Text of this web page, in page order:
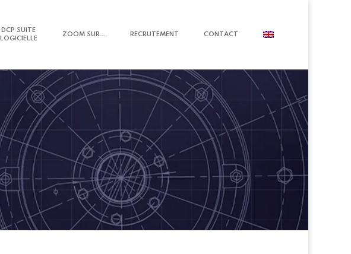
DCP SUITE
LOGICIELLE
ZOOM SUR… RECRUTEMENT CONTACT